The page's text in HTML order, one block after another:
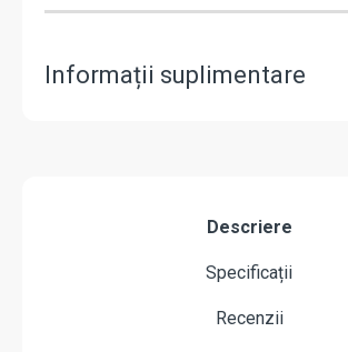
Informații suplimentare
Descriere
Specificații
Recenzii